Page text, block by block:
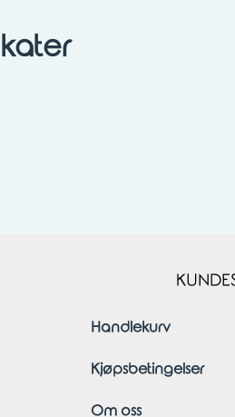
Handlekurv
Kjøpsbetingelser
Om oss